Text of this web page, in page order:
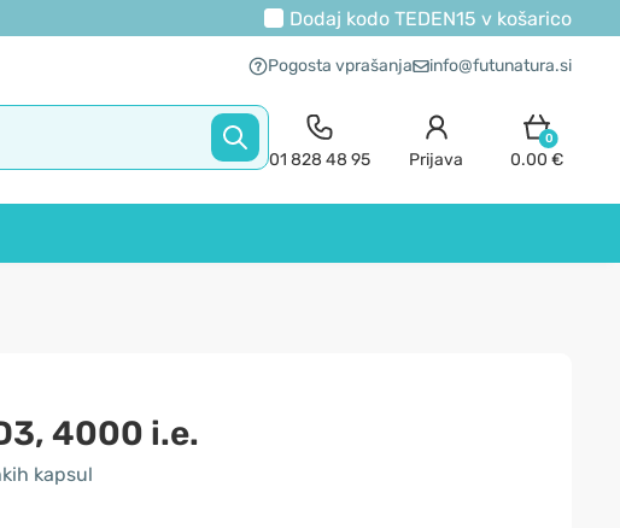
Dodaj kodo TEDEN15 v košarico
Pogosta vprašanja info@futunatura.si
01 828 48 95 Prijava
0
0.00 €
4000 i.e.
kapsul